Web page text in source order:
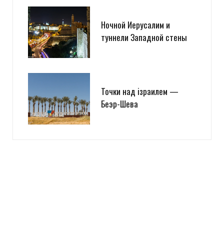
Ночной Иерусалим и
туннели Западной стены
Точки над iзраилем —
Беэр-Шева